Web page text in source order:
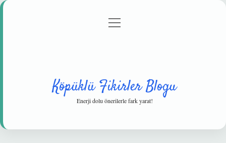
Gizlilik Politikası
menüyü
Köpüklü Fikirler Blogu
Enerji dolu önerilerle fark yarat!